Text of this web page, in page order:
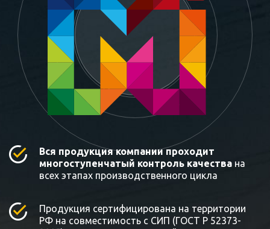
Вся продукция компании проходит
многоступенчатый контроль качества на
всех этапах производственного цикла
Продукция сертифицирована на территории
РФ на совместимость с СИП (ГОСТ Р 52373-